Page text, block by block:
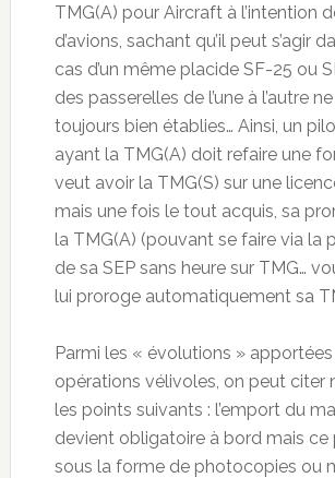
TMG(A) pour Aircraft à l’intention
d’avions, sachant qu’il peut s’agir
cas d’un même placide SF-25 ou
des passerelles de l’une à l’autre
toujours bien établies… Ainsi, un
ayant la TMG(A) doit refaire une
veut avoir la TMG(S) sur une
mais une fois le tout acquis, sa
la TMG(A) (pouvant se faire via la
de sa SEP sans heure sur TMG…
lui proroge automatiquement sa
Parmi les « évolutions »
opérations vélivoles, on peut citer
les points suivants : l’emport du
devient obligatoire à bord mais ce
sous la forme de photocopies ou